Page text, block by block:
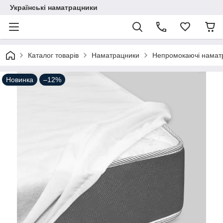
Українські наматрацники
Каталог товарів Наматрацники Непромокаючі
Новинка –12%